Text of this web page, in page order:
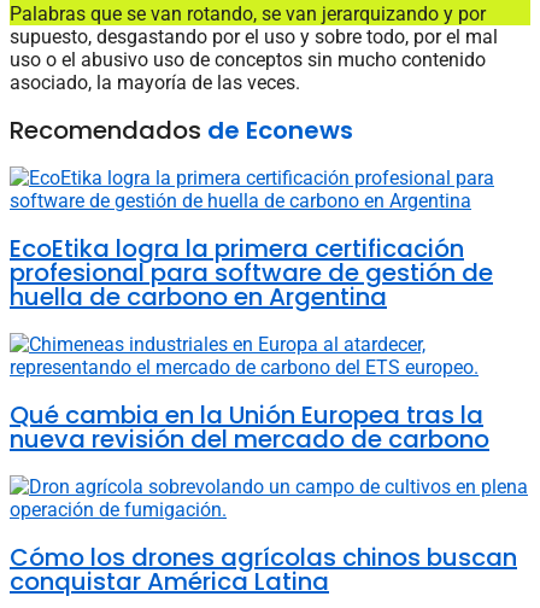
Palabras que se van rotando, se van jerarquizando y por
supuesto, desgastando por el uso y sobre todo, por el mal
uso o el abusivo uso de conceptos sin mucho contenido
asociado, la mayoría de las veces.
Recomendados de Econews
EcoEtika logra la primera certificación
profesional para software de gestión de
huella de carbono en Argentina
Qué cambia en la Unión Europea tras la
nueva revisión del mercado de carbono
Cómo los drones agrícolas chinos buscan
conquistar América Latina